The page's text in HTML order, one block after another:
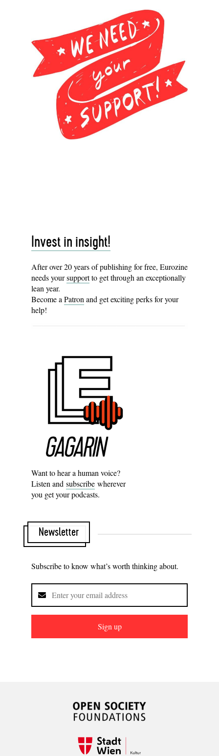
Invest in insight!
After over 20 years of publishing for free, Eurozine
needs yoursupportto get through an exceptionally
lean year.
Become a Patron and get exciting perks for your
help!
Want to hear a human voice?
Listen and subscribe wherever
you get your podcasts.
Newsletter
Subscribe to know what’s worth thinking about.
Sign up